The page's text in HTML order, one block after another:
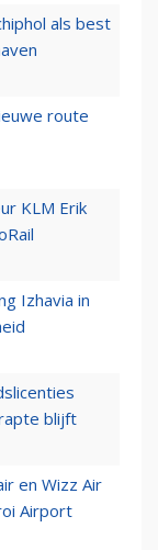
als best
route
KLM Erik
Izhavia in
blijft
en Wizz Air
Airport